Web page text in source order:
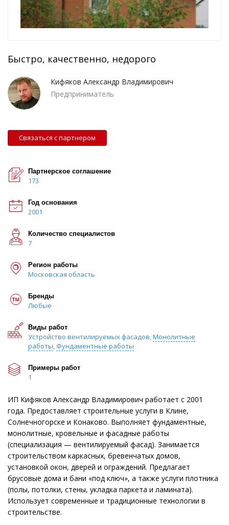
Быстро, качественно, недорого
Кифяков Александр Владимирович
Предприниматель
Связаться с партнером
Партнерское соглашение
173
Год основания
2001
Количество специалистов
7
Регион работы
Московская область
Бренды
Любые
Виды работ
Устройство вентилируемых фасадов,Монолитные
работы, Фундаментные работы
Примеры работ
1
ИП Кифяков Александр Владимирович работает с 2001
года. Предоставляет строительные услуги в Клине,
Солнечногорске и Конаково. Выполняет фундаментные,
монолитные, кровельные и фасадные работы
(специализация — вентилируемый фасад). Занимается
строительством каркасных, бревенчатых домов,
установкой окон, дверей и ограждений. Предлагает
брусовые дома и бани «под ключ», а также услуги плотника
(полы, потолки, стены, укладка паркета и ламината).
Использует современные и традиционные технологии в
строительстве.